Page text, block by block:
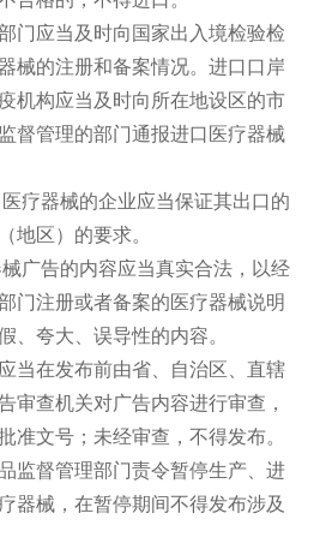
门应当及时向国家出入境检验检
械的注册和备案情况。进口口岸
机构应当及时向所在地设区的市
督管理的部门通报进口医疗器械
疗器械的企业应当保证其出口的
地区）的要求。
广告的内容应当真实合法，以经
门注册或者备案的医疗器械说明
、夸大、误导性的内容。
当在发布前由省、自治区、直辖
审查机关对广告内容进行审查，
准文号；未经审查，不得发布。
监督管理部门责令暂停生产、进
器械，在暂停期间不得发布涉及